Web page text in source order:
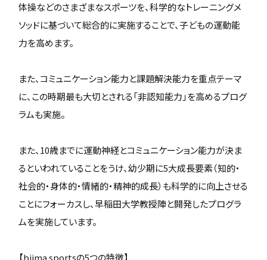
体操などのさまざまなスポーツを、科学的なトレーニングメ
ソッドに基づいて総合的に実施することで、子どもの運動能
力を高めます。
また、コミュニケーション能力と課題解決能力を重点テーマ
に、この時期最も大切とされる「非認知能力」を高めるプログ
ラムも実施。
また、10歳までに運動神経とコミュニケーション能力が決ま
るといわれていることをうけ、幼少期に5大成長要素（知的・
社会的・身体的・情緒的・精神的成長）も科学的に向上させる
ことにフォーカスし、早稲田大学教授陣と開発したプログラ
ムを実施しています。
【biima sportsの5つの特徴】